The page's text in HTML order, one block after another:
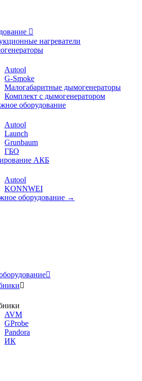

нагреватели
Аutool
G-Smoke
Малогабаритные дымогенераторы
Комплект с дымогенератором
оборудование
Autool
Launch
Grunbaum
ГБО
АКБ
Autool
KONNWEI
оборудование →


AVM
GProbe
Pandora
ИК